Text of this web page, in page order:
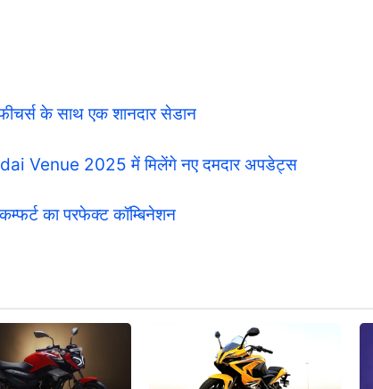
के साथ एक शानदार सेडान
Venue 2025 में मिलेंगे नए दमदार अपडेट्स
का परफेक्ट कॉम्बिनेशन